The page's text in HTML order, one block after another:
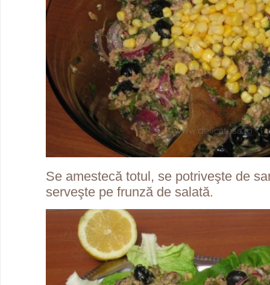
Se amestecă totul, se potriveşte de
serveşte pe frunză de salată.